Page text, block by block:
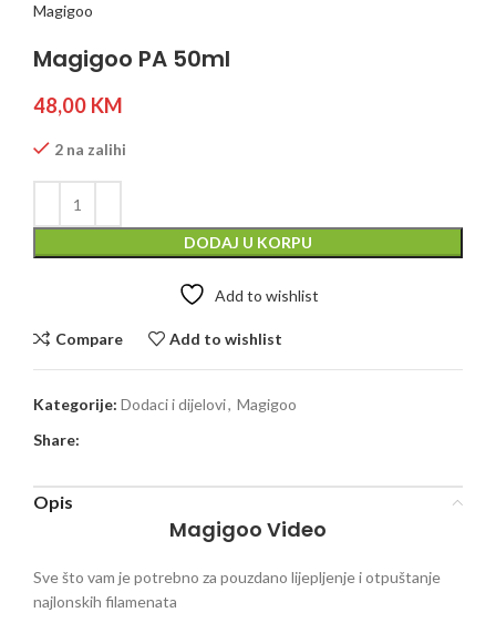
Magigoo
Magigoo PA 50ml
48,00 KM
2 na zalihi
DODAJ U KORPU
Add to wishlist
Compare Add to wishlist
Kategorije: Dodaci i dijelovi, Magigoo
Share:
Opis
Magigoo Video
Sve što vam je potrebno za pouzdano lijepljenje i otpuštanje
najlonskih filamenata